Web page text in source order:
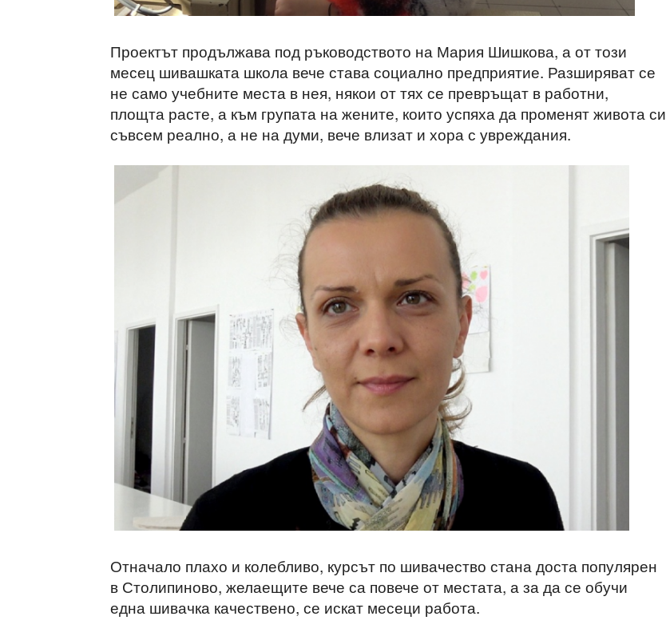
Проектът продължава под ръководството на Мария Шишкова, а от този
месец шивашката школа вече става социално предприятие. Разширяват се
не само учебните места в нея, някои от тях се превръщат в работни,
площта расте, а към групата на жените, които успяха да променят живота си
съвсем реално, а не на думи, вече влизат и хора с увреждания.
Отначало плахо и колебливо, курсът по шивачество стана доста популярен
в Столипиново, желаещите вече са повече от местата, а за да се обучи
една шивачка качествено, се искат месеци работа.